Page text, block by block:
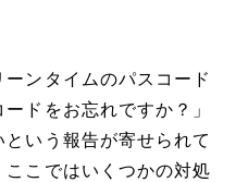
ンタイムのパスコード
ドをお忘れですか？」
いう報告が寄せられて
こではいくつかの対処